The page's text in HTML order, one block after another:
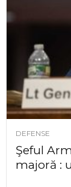
DEFENSE
Şeful
majoră :